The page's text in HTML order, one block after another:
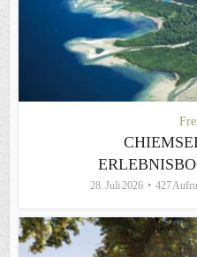
28. Juli 2026 427